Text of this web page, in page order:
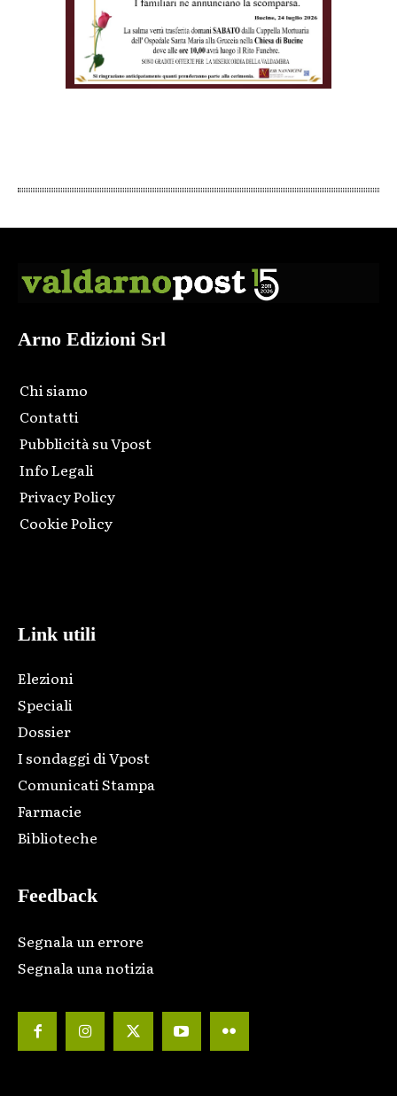
Arno Edizioni Srl
Chi siamo
Contatti
Pubblicità su Vpost
Info Legali
Privacy Policy
Cookie Policy
Link utili
Elezioni
Speciali
Dossier
I sondaggi di Vpost
Comunicati Stampa
Farmacie
Biblioteche
Feedback
Segnala un errore
Segnala una notizia